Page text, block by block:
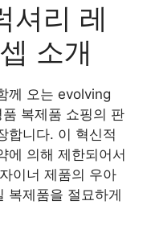
셔리 레
소개
께 오는 evolving
복제품 쇼핑의 판
합니다. 이 혁신적
에 의해 제한되어서
이너 제품의 우아
복제품을 절묘하게